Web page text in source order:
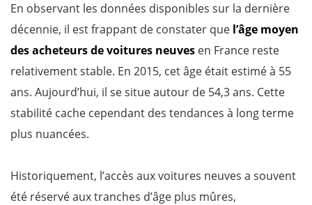
En observant les données disponibles sur la dernière
décennie, il est frappant de constater que l’âge moyen
des acheteurs de voitures neuves en France reste
relativement stable. En 2015, cet âge était estimé à 55
ans. Aujourd’hui, il se situe autour de 54,3 ans. Cette
stabilité cache cependant des tendances à long terme
plus nuancées.
Historiquement, l’accès aux voitures neuves a souvent
été réservé aux tranches d’âge plus mûres,